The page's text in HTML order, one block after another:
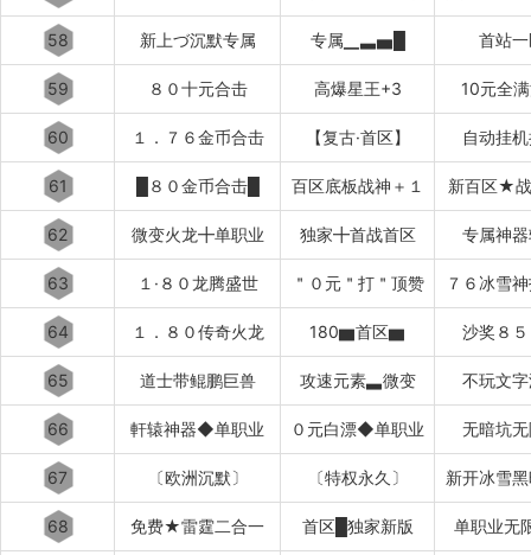
58 新上づ沉默专属 专属▁▃▅█ 首站
59 ８０十元合击 高爆星王+3 10元全
60 １．７６金币合击 【复古·首区】 自动挂
61 █８０金币合击█ 百区底板战神＋１ 新百区★
62 微变火龙╋单职业 独家╋首战首区 专属神
63 １·８０龙腾盛世 ＂０元＂打＂顶赞 ７６冰雪
64 １．８０传奇火龙 180▆首区▆ 沙奖８
65 道士带鲲鹏巨兽 攻速元素▃微变 不玩文
66 軒辕神器◆单职业 ０元白漂◆单职业 无暗坑
67 〔欧洲沉默〕 〔特权永久〕 新开冰雪
68 免费★雷霆二合一 首区█独家新版 单职业无